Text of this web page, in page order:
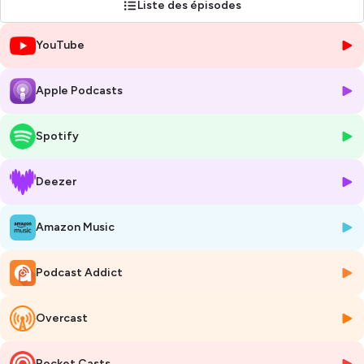
À travers des témoignages d'experts, de sportifs, et de dirigeants,
nous construisons un pont entre deux univers qui partagent la quête
d’excellence.
Hébergé par Ausha. Visitez
Liste des épisodes
YouTube
Apple Podcasts
Spotify
Deezer
Amazon Music
Podcast Addict
Overcast